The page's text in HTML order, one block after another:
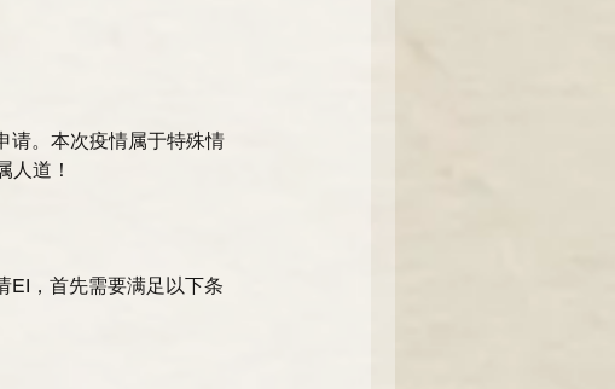
请。本次疫情属于特殊情
人道！
EI，首先需要满足以下条